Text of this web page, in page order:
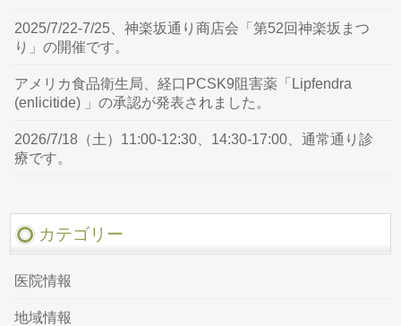
2025/7/22-7/25、神楽坂通り商店会「第52回神楽坂まつ
り」の開催です。
アメリカ食品衛生局、経口PCSK9阻害薬「Lipfendra
(enlicitide) 」の承認が発表されました。
2026/7/18（土）11:00-12:30、14:30-17:00、通常通り診
療です。
カテゴリー
医院情報
地域情報